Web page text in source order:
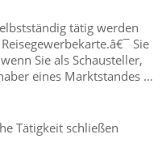
tätig werden
Sie
Sie als Schausteller,
eines Marktstandes …
Tätigkeit schließen